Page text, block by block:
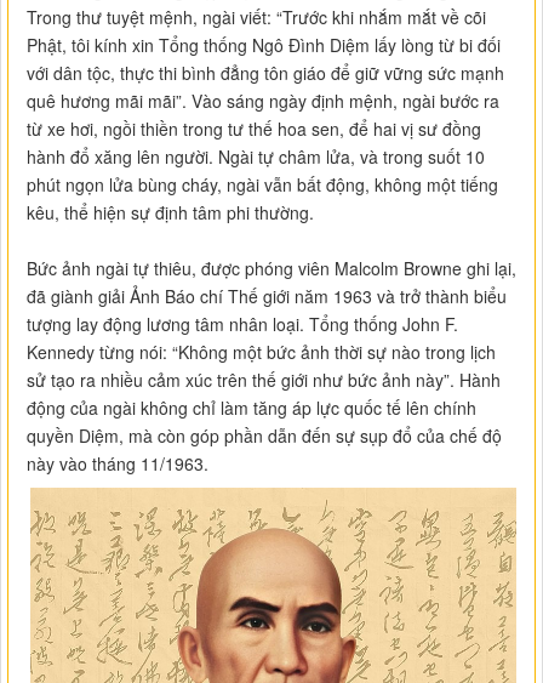
Trong thư tuyệt mệnh, ngài viết: “Trước khi nhắm mắt về cõi
Phật, tôi kính xin Tổng thống Ngô Đình Diệm lấy lòng từ bi đối
với dân tộc, thực thi bình đẳng tôn giáo để giữ vững sức mạnh
quê hương mãi mãi”. Vào sáng ngày định mệnh, ngài bước ra
từ xe hơi, ngồi thiền trong tư thế hoa sen, để hai vị sư đồng
hành đổ xăng lên người. Ngài tự châm lửa, và trong suốt 10
phút ngọn lửa bùng cháy, ngài vẫn bất động, không một tiếng
kêu, thể hiện sự định tâm phi thường.
Bức ảnh ngài tự thiêu, được phóng viên Malcolm Browne ghi lại,
đã giành giải Ảnh Báo chí Thế giới năm 1963 và trở thành biểu
tượng lay động lương tâm nhân loại. Tổng thống John F.
Kennedy từng nói: “Không một bức ảnh thời sự nào trong lịch
sử tạo ra nhiều cảm xúc trên thế giới như bức ảnh này”. Hành
động của ngài không chỉ làm tăng áp lực quốc tế lên chính
quyền Diệm, mà còn góp phần dẫn đến sự sụp đổ của chế độ
này vào tháng 11/1963.